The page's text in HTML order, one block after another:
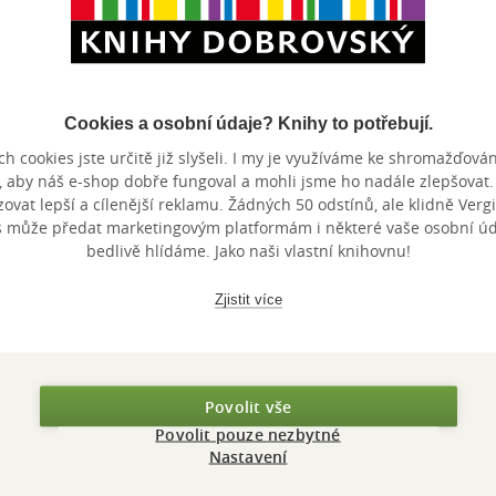
Nedostupné
80/20 Running
Matt Fitzgerald
Nedostupné
Nedostupné
The Endurance
Diet
Matt Fitzgerald
z
5 měkká vazba
Nedostupné
Nedostupné
Run Like
(Even If
Cookies a osobní údaje? Knihy to potřebují.
cookies jste určitě již slyšeli. I my je využíváme ke
aby náš e-shop dobře fungoval a mohli jsme ho nadále zlepšovat.
lepší a cílenější reklamu. Žádných 50 odstínů, ale klidně
může předat marketingovým platformám i některé vaše osobní
bedlivě hlídáme. Jako naši vlastní knihovnu!
Zjistit více
Povolit vše
Povolit pouze nezbytné
Nastavení